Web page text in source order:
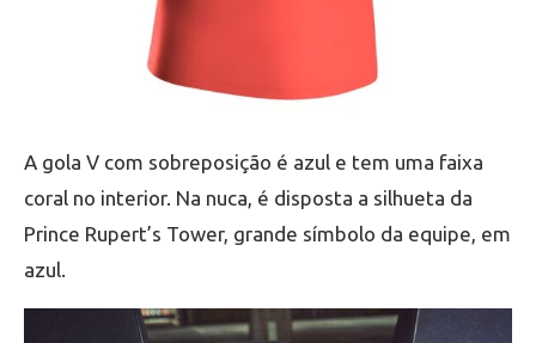
A gola V com sobreposição é azul e tem uma faixa
coral no interior. Na nuca, é disposta a silhueta da
Prince Rupert’s Tower, grande símbolo da equipe, em
azul.